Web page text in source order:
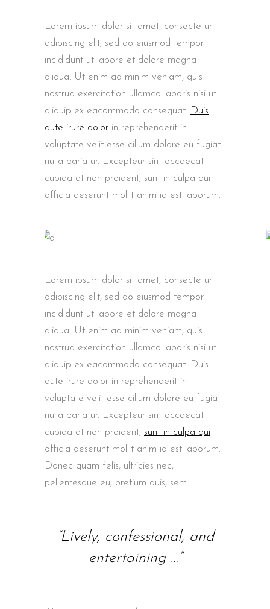
Lorem ipsum dolor sit amet, consectetur
adipiscing elit, sed do eiusmod tempor
incididunt ut labore et dolore magna
aliqua. Ut enim ad minim veniam, quis
nostrud exercitation ullamco laboris nisi ut
aliquip ex eacommodo consequat. Duis
aute irure dolor in reprehenderit in
voluptate velit esse cillum dolore eu fugiat
nulla pariatur. Excepteur sint occaecat
cupidatat non proident, sunt in culpa qui
officia deserunt mollit anim id est laborum.
Lorem ipsum dolor sit amet, consectetur
adipiscing elit, sed do eiusmod tempor
incididunt ut labore et dolore magna
aliqua. Ut enim ad minim veniam, quis
nostrud exercitation ullamco laboris nisi ut
aliquip ex eacommodo consequat. Duis
aute irure dolor in reprehenderit in
voluptate velit esse cillum dolore eu fugiat
nulla pariatur. Excepteur sint occaecat
cupidatat non proident, sunt in culpa qui
officia deserunt mollit anim id est laborum.
Donec quam felis, ultricies nec,
pellentesque eu, pretium quis, sem.
“Lively, confessional, and
entertaining …”